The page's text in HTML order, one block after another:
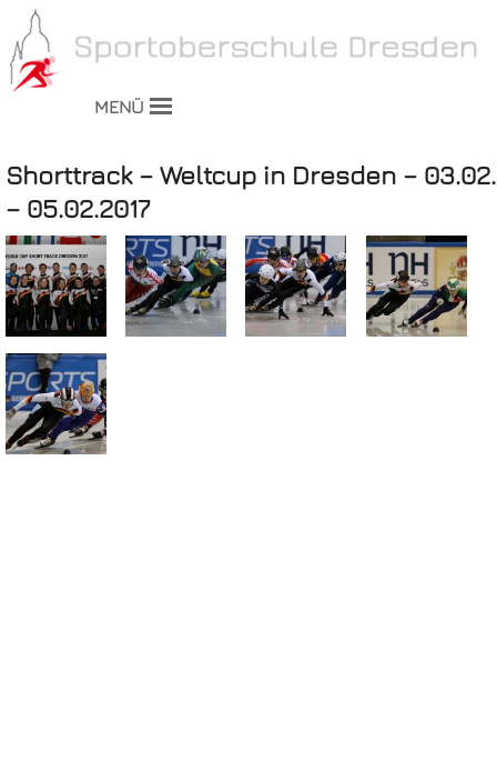
MENÜ
Shorttrack – Weltcup in Dresden – 03.02.
– 05.02.2017